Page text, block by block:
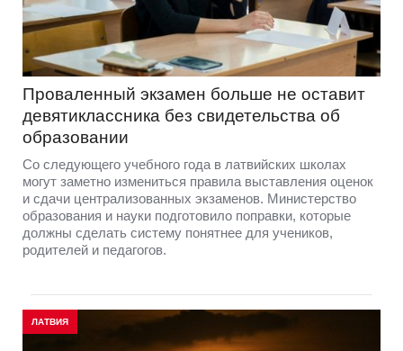
Проваленный экзамен больше не оставит
девятиклассника без свидетельства об
образовании
Со следующего учебного года в латвийских школах
могут заметно измениться правила выставления оценок
и сдачи централизованных экзаменов. Министерство
образования и науки подготовило поправки, которые
должны сделать систему понятнее для учеников,
родителей и педагогов.
ЛАТВИЯ